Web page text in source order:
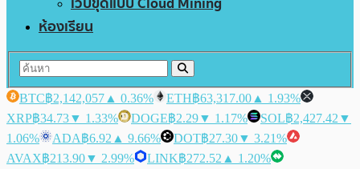
ห้องเรียน
BTC฿2,142,057 ▲ 0.36% ETH฿63,317.00 ▲ 1.93%
XRP฿34.73▼ 1.33% DOGE฿2.29▼ 1.17% SOL฿2,427.42 ▼
1.06%
ADA฿6.92 ▲ 9.66% DOT฿27.30▼ 3.21%
AVAX฿213.90▼ 2.99% LINK฿272.52 ▲ 1.20%